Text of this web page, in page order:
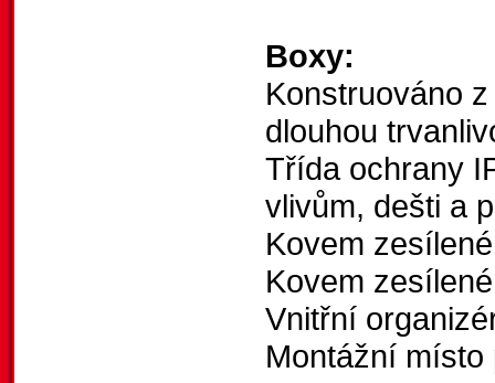
Boxy:
Konstruováno
dlouhou
Třída ochrany
vlivům, dešti a
Kovem
Kovem
Vnitřní
Montážní